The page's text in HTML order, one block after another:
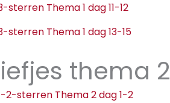
sterren Thema 1 dag 11-12
sterren Thema 1 dag 13-15
thema 2
2-sterren Thema 2 dag 1-2